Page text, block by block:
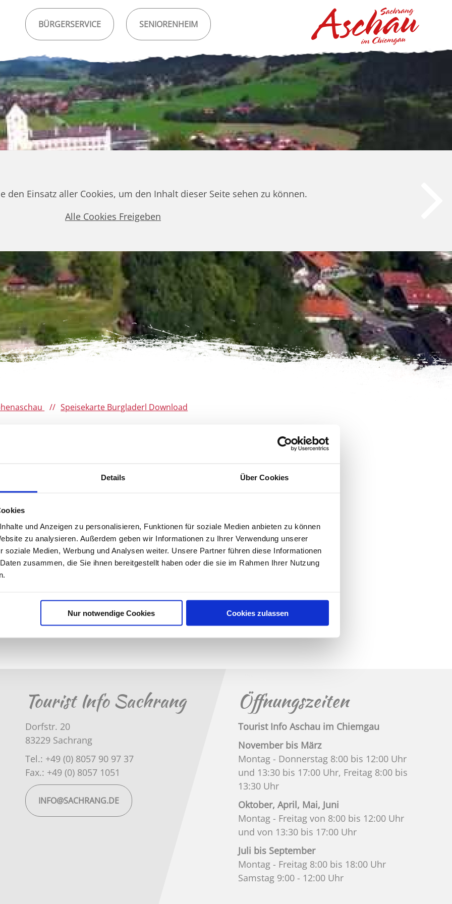
Details Über Cookies
und Anzeigen zu personalisieren, Funktionen für soziale Medien anbieten zu können
zu analysieren. Außerdem geben wir Informationen zu Ihrer Verwendung unserer
soziale Medien, Werbung und Analysen weiter. Unsere Partner führen diese Informationen
zusammen, die Sie ihnen bereitgestellt haben oder die sie im Rahmen Ihrer Nutzung
Nur notwendige Cookies Cookies zulassen
den Einsatz aller Cookies, um den Inhalt dieser Seite sehen zu können.
Alle Cookies Freigeben
Speisekarte Burgladerl Download
Speisekarte
Download
Tourist Info Sachrang
Dorfstr. 20
83229 Sachrang
Tel.: +49 (0) 8057 90 97 37
Fax.: +49 (0) 8057 1051
INFO@SACHRANG.DE
Öffnungszeiten
Tourist Info Aschau im Chiemgau
November bis März
Montag - Donnerstag 8:00 bis 12:00 Uhr
und 13:30 bis 17:00 Uhr, Freitag 8:00 bis
13:30 Uhr
Oktober, April, Mai, Juni
Montag - Freitag von 8:00 bis 12:00 Uhr
und von 13:30 bis 17:00 Uhr
Juli bis September
Montag - Freitag 8:00 bis 18:00 Uhr
Samstag 9:00 - 12:00 Uhr
BÜRGERSERVICE SENIORENHEIM